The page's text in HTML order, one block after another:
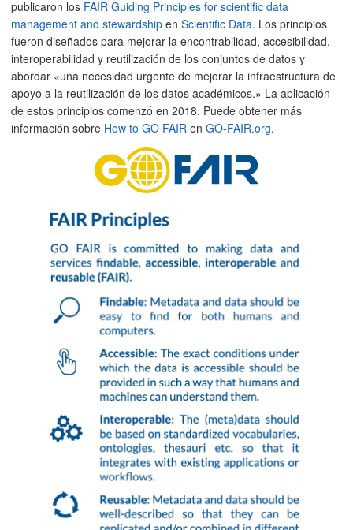
publicaron los FAIR Guiding Principles for scientific data
management and stewardship en Scientific Data. Los principios
fueron diseñados para mejorar la encontrabilidad, accesibilidad,
interoperabilidad y reutilización de los conjuntos de datos y
abordar «una necesidad urgente de mejorar la infraestructura de
apoyo a la reutilización de los datos académicos.» La aplicación
de estos principios comenzó en 2018. Puede obtener más
información sobre How to GO FAIR en GO-FAIR.org.